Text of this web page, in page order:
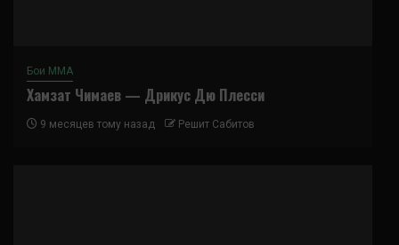
Бои ММА
Хамзат Чимаев — Дрикус Дю Плесси
9 месяцев тому назад Решит Сабитов